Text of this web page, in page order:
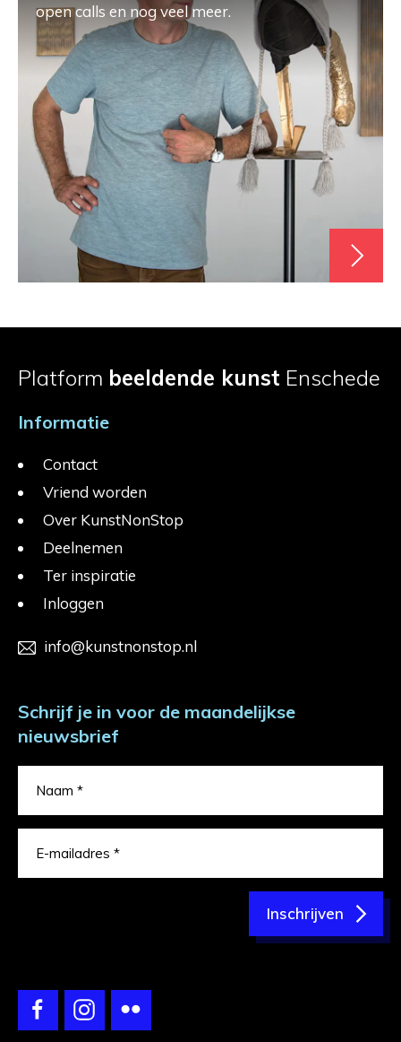
open calls en nog veel meer.
Platform beeldende kunst Enschede
Informatie
Contact
Vriend worden
Over KunstNonStop
Deelnemen
Ter inspiratie
Inloggen
info@kunstnonstop.nl
Schrijf je in voor de maandelijkse
nieuwsbrief
Inschrijven